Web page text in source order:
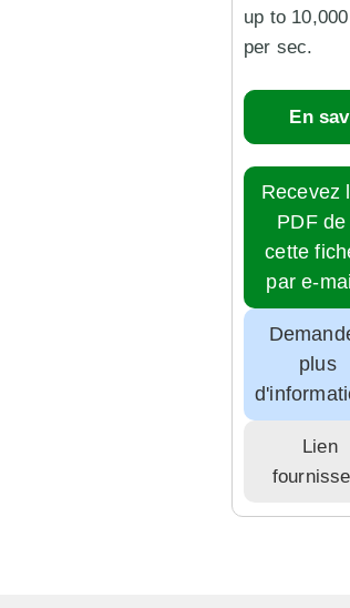
up to
per sec.
En
Recevez
PDF de
cette
par e-mail
plus
Lien